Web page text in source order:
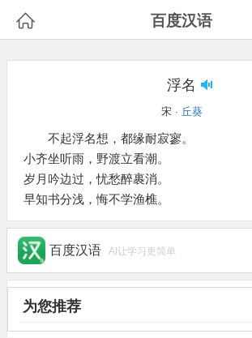
 百度汉语
浮名
宋 · 丘葵
不起浮名想，都缘耐寂寥。
小齐坐听雨，野渡立看潮。
岁月吟边过，忧愁醉裹消。
早知书分浅，悔不学渔樵。
百度汉语 AI让学习更简单
为您推荐